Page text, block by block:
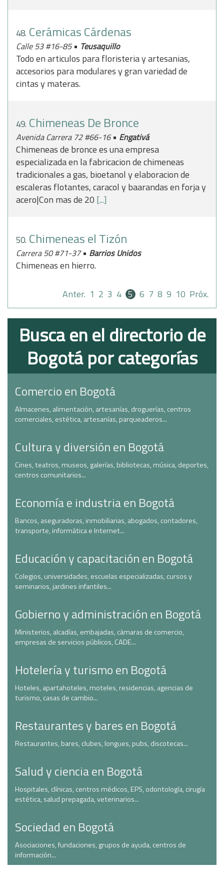
48. Cerámicas Cárdenas
Calle 53 #16-85• Teusaquillo
Todo en articulos para floristeria y artesanias,
accesorios para modulares y gran variedad de
cintas y materas.
49. Chimeneas De Bronce
Avenida Carrera 72 #66-16• Engativá
Chimeneas de bronce es una empresa
especializada en la fabricacion de chimeneas
tradicionales a gas, bioetanol y elaboracion de
escaleras flotantes, caracol y baarandas en forja y
acero|Con mas de 20 [...]
50. Chimeneas el Tizón
Carrera 50 #71-37• Barrios Unidos
Chimeneas en hierro.
Anter. 1 2 3 4 5 6 7 8 9 10 Próx.
Busca en el directorio de
Bogotá por categorías
Comercio en Bogotá
Almacenes, alimentación, artesanías, droguerías, centros
comerciales, estética, artesanías, parqueaderos...
Cultura y diversión en Bogotá
Cines, teatros, museos, galerías, bibliotecas, música, deportes,
centros comunitarios...
Economía e industria en Bogotá
Bancos, aseguradoras, inmobiliarias, abogados, contadores,
transporte, informática e Internet...
Educación y capacitación en Bogotá
Colegios, universidades, escuelas especializadas, cursos y
seminarios, jardines infantiles...
Gobierno y administración en Bogotá
Ministerios, alcadías, embajadas, cámaras de comercio,
empresas de servicios públicos, CADE...
Hotelería y turismo en Bogotá
Hoteles, apartahoteles, moteles, residencias, agencias de
turismo, casas de cambio...
Restaurantes y bares en Bogotá
Restaurantes, bares, clubes, longues, pubs, discotecas...
Salud y ciencia en Bogotá
Hospitales, clínicas, centros médicos, EPS, odontología, cirugía
estética, salud prepagada, veterinarios...
Sociedad en Bogotá
Asociaciones, fundaciones, grupos de ayuda, centros de
información...